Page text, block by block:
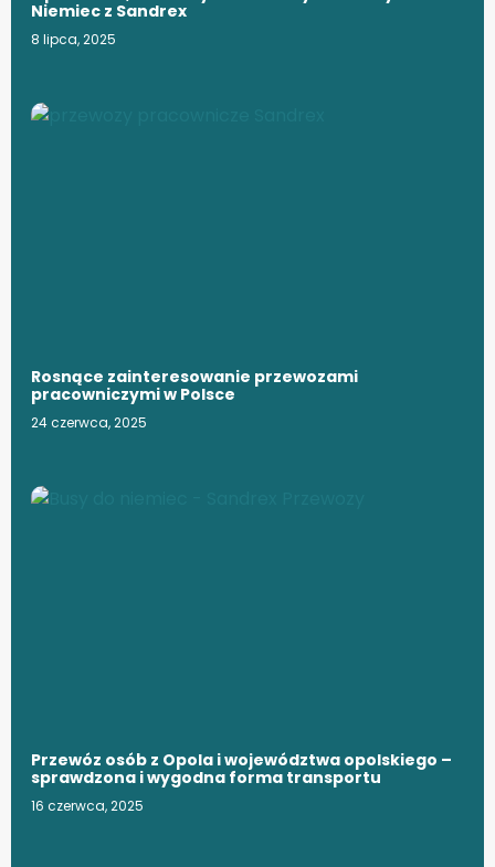
Niemiec z Sandrex
8 lipca, 2025
Rosnące zainteresowanie przewozami
pracowniczymi w Polsce
24 czerwca, 2025
Przewóz osób z Opola i województwa opolskiego –
sprawdzona i wygodna forma transportu
16 czerwca, 2025